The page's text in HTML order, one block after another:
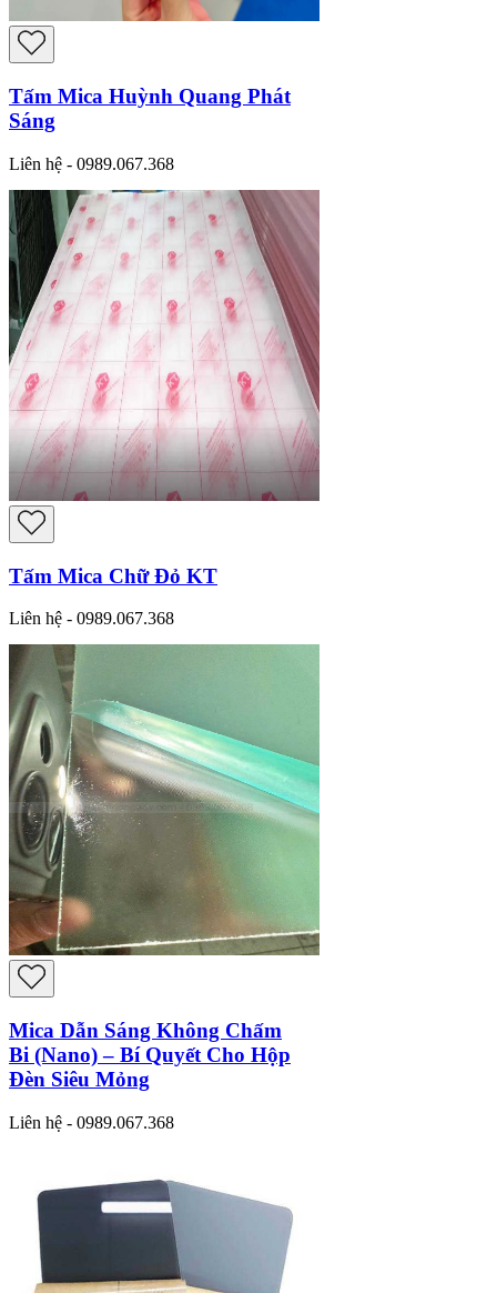
Tấm Mica Huỳnh Quang Phát
Sáng
Liên hệ - 0989.067.368
Tấm Mica Chữ Đỏ KT
Liên hệ - 0989.067.368
Mica Dẫn Sáng Không Chấm
Bi (Nano) – Bí Quyết Cho Hộp
Đèn Siêu Mỏng
Liên hệ - 0989.067.368